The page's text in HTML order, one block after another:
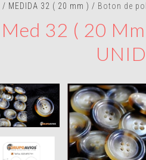
/ MEDIDA 32 ( 20 mm ) / Boton de
32 ( 20